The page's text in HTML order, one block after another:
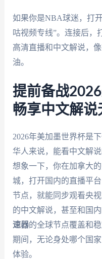
如果你是NBA球迷，打
咕视频专线”。连接后，
高清直播和中文解说，
油。
提前备战
畅享中文解说
2026年美加墨世界杯是
华人来说，能看中文解
想象一下，你在加拿大
城，打开国内的直播平台
节点，就能同步观看央
的中文解说，甚至和国
速器的全球节点覆盖和
期间，无论身处哪个国
体验。